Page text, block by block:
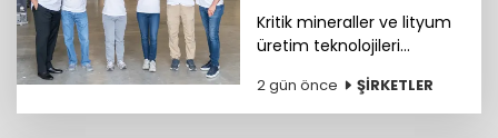
Kritik mineraller ve lityum
üretim teknolojileri
toplam 2 milyon dolar
tutarındaki tohum öncesi
2 gün önce ŞİRKETLER